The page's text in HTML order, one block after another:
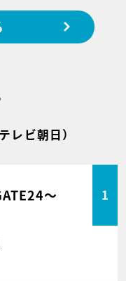
テレビ朝日）
～ 1